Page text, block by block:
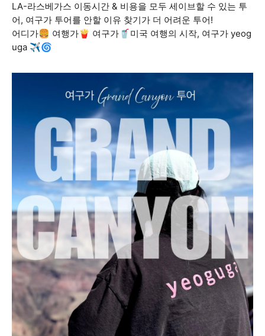
LA-라스베가스 이동시간 & 비용을 모두 세이브할 수 있는 투
어, 여구가 투어를 안할 이유 찾기가 더 어려운 투어!
어디가🍔 여행가🍟 여구가🥤미국 여행의 시작, 여구가 yeog
uga ✈🌀